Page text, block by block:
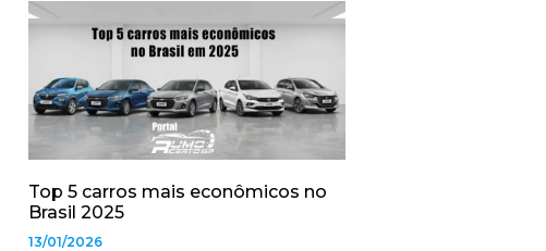
Top 5 carros mais econômicos no
Brasil 2025
13/01/2026